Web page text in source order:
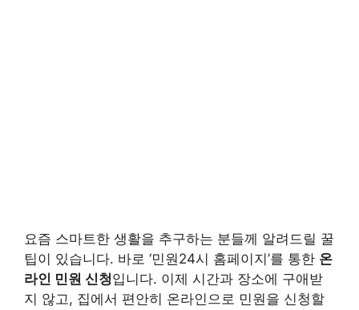
요즘 스마트한 생활을 추구하는 분들께 알려드릴 꿀
팁이 있습니다. 바로 ‘민원24시 홈페이지’를 통한 온
라인 민원 신청입니다. 이제 시간과 장소에 구애받
지 않고, 집에서 편안히 온라인으로 민원을 신청할